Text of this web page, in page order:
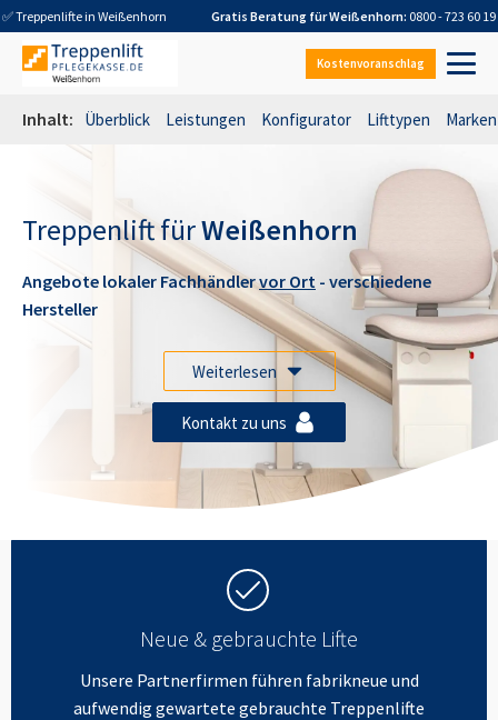
✅ Treppenlifte in Weißenhorn Gratis Beratung fürWeißenhorn: 0800 - 723 60 19
Kostenvoranschlag
Inhalt: Überblick Leistungen Konfigurator Lifttypen Marken
Treppenlift fürWeißenhorn
Angebote lokaler Fachhändlervor Ort - verschiedene
Hersteller
Weiterlesen
Kontakt zu uns
Neue & gebrauchte Lifte
Unsere Partnerfirmen führen fabrikneue und
aufwendig gewartete gebrauchte Treppenlifte